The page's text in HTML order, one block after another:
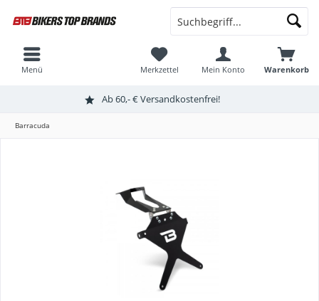
Ab 60,- € Versandkostenfrei!
Warenkorb
Merkzettel Mein Konto
Menü
Barracuda